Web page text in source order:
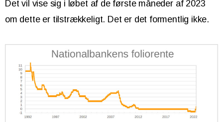
Det vil vise sig i løbet af de første måneder af 2023
om dette er tilstrækkeligt. Det er det formentlig ikke.